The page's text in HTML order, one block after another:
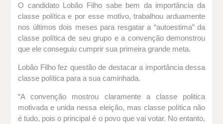
O candidato Lobão Filho sabe bem da importância da
classe política e por esse motivo, trabalhou arduamente
nos últimos dois meses para resgatar a “autoestima” da
classe política de seu grupo e a convenção demonstrou
que ele conseguiu cumprir sua primeira grande meta.
Lobão Filho fez questão de destacar a importância dessa
classe política para a sua caminhada.
“A convenção mostrou claramente a classe politica
motivada e unida nessa eleição, mas classe política não
é tudo, pois o principal é o povo que vai votar. No entanto,